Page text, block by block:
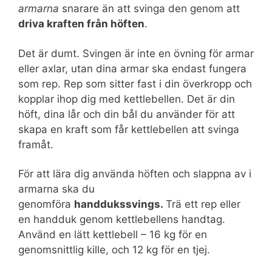
armarna snarare än att svinga den genom att
driva kraften från höften.
Det är dumt. Svingen är inte en övning för armar
eller axlar, utan dina armar ska endast fungera
som rep. Rep som sitter fast i din överkropp och
kopplar ihop dig med kettlebellen. Det är din
höft, dina lår och din bål du använder för att
skapa en kraft som får kettlebellen att svinga
framåt.
För att lära dig använda höften och slappna av i
armarna ska du
genomföra handdukssvings. Trä ett rep eller
en handduk genom kettlebellens handtag.
Använd en lätt kettlebell – 16 kg för en
genomsnittlig kille, och 12 kg för en tjej.